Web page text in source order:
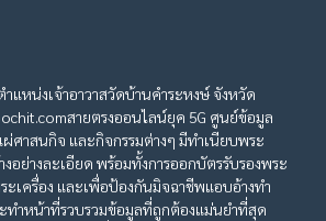
แหน่งเจ้าอาวาสวัดบ้านคำระหงษ์ จังหวัด
สายตรงออนไลน์ยุค 5G ศูนย์ข้อมูล
ศาสนกิจ และกิจกรรมต่างๆ มีทำเนียบพระ
งอย่างละเอียด พร้อมทั้งการออกบัตรรับรองพระ
ะเครื่อง และเพื่อป้องกันมิจฉาชีพแอบอ้างทำ
ทำหน้าที่รวบรวมข้อมูลที่ถูกต้องแม่นยำที่สุด